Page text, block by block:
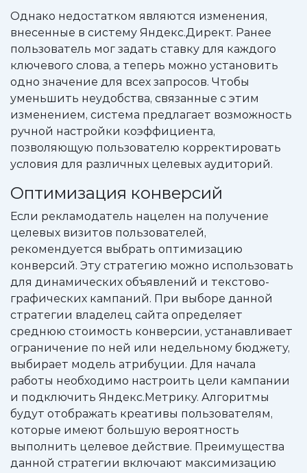
Однако недостатком являются изменения,
внесенные в систему Яндекс.Директ. Ранее
пользователь мог задать ставку для каждого
ключевого слова, а теперь можно установить
одно значение для всех запросов. Чтобы
уменьшить неудобства, связанные с этим
изменением, система предлагает возможность
ручной настройки коэффициента,
позволяющую пользователю корректировать
условия для различных целевых аудиторий.
Оптимизация конверсий
Если рекламодатель нацелен на получение
целевых визитов пользователей,
рекомендуется выбрать оптимизацию
конверсий. Эту стратегию можно использовать
для динамических объявлений и текстово-
графических кампаний. При выборе данной
стратегии владелец сайта определяет
среднюю стоимость конверсии, устанавливает
ограничение по ней или недельному бюджету,
выбирает модель атрибуции. Для начала
работы необходимо настроить цели кампании
и подключить Яндекс.Метрику. Алгоритмы
будут отображать креативы пользователям,
которые имеют большую вероятность
выполнить целевое действие. Преимущества
данной стратегии включают максимизацию